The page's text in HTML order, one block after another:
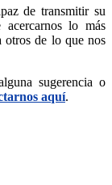
de transmitir su
lo más
otros de lo que nos
sugerencia o
aquí.